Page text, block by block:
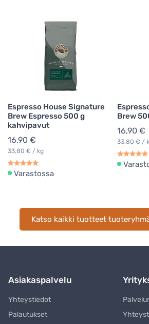
Espresso House Signature
Brew Espresso 500 g
kahvipavut
16,90 €
33,80 € / kg
Varastossa
Brew
16,90 €
33,80 € /
Katso kaikki tuotteet
Asiakaspalvelu
Yhteystiedot
Palautukset